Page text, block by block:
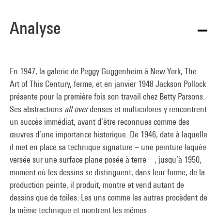
Analyse
En 1947, la galerie de Peggy Guggenheim à New York, The
Art of This Century, ferme, et en janvier 1948 Jackson Pollock
présente pour la première fois son travail chez Betty Parsons.
Ses abstractions all overdenses et multicolores y rencontrent
un succès immédiat, avant d’être reconnues comme des
œuvres d’une importance historique. De 1946, date à laquelle
il met en place sa technique signature – une peinture laquée
versée sur une surface plane posée à terre – , jusqu’à 1950,
moment où les dessins se distinguent, dans leur forme, de la
production peinte, il produit, montre et vend autant de
dessins que de toiles. Les uns comme les autres procèdent de
la même technique et montrent les mêmes